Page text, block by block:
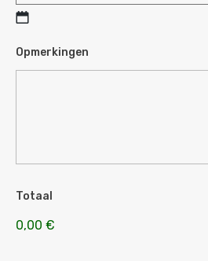
Opmerkingen
Totaal
0,00 €